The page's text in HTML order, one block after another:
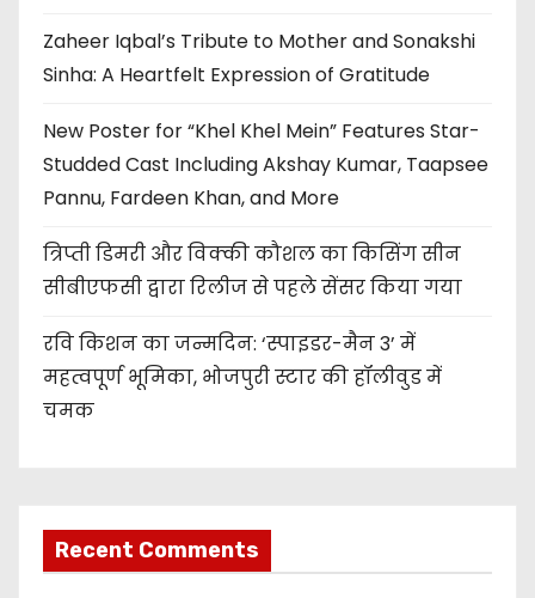
Zaheer Iqbal’s Tribute to Mother and Sonakshi
Sinha: A Heartfelt Expression of Gratitude
New Poster for “Khel Khel Mein” Features Star-
Studded Cast Including Akshay Kumar, Taapsee
Pannu, Fardeen Khan, and More
त्रिप्ती डिमरी और विक्की कौशल का किसिंग सीन
सीबीएफसी द्वारा रिलीज से पहले सेंसर किया गया
रवि किशन का जन्मदिन: ‘स्पाइडर-मैन 3’ में
महत्वपूर्ण भूमिका, भोजपुरी स्टार की हॉलीवुड में
चमक
Recent Comments